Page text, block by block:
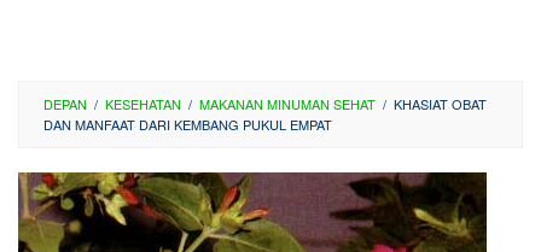
DEPAN / KESEHATAN / MAKANAN MINUMAN SEHAT / KHASIAT OBAT
DAN MANFAAT DARI KEMBANG PUKUL EMPAT